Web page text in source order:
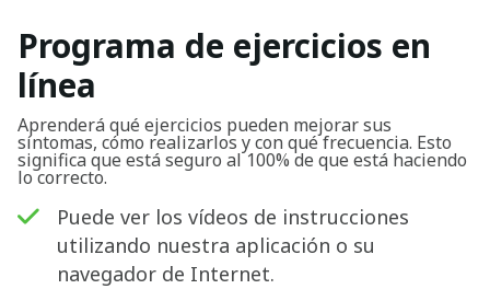
Programa de ejercicios en
línea
Aprenderá qué ejercicios pueden mejorar sus
síntomas, cómo realizarlos y con qué frecuencia. Esto
significa que está seguro al 100% de que está haciendo
lo correcto.
Puede ver los vídeos de instrucciones
utilizando nuestra aplicación o su
navegador de Internet.